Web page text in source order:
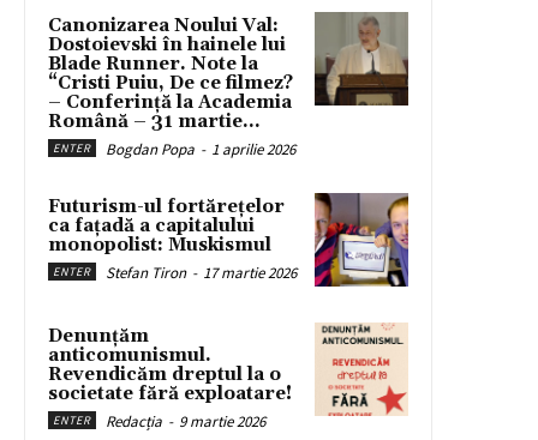
Canonizarea Noului Val:
Dostoievski în hainele lui
Blade Runner. Note la
“Cristi Puiu, De ce filmez?
– Conferință la Academia
Română – 31 martie...
ENTER Bogdan Popa - 1 aprilie 2026
Futurism-ul fortărețelor
ca fațadă a capitalului
monopolist: Muskismul
ENTER Stefan Tiron - 17 martie 2026
Denunțăm
anticomunismul.
Revendicăm dreptul la o
societate fără exploatare!
ENTER Redacția - 9 martie 2026